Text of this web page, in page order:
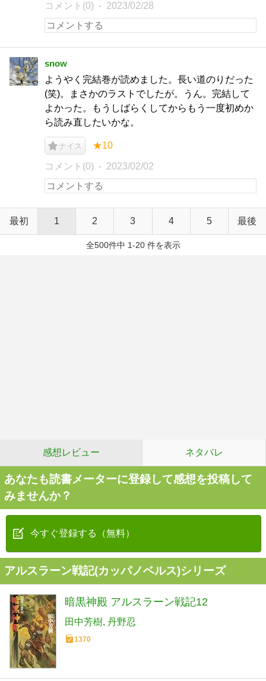
コメント(0) 2023/02/28
snow
ようやく完結巻が読めました。長い道のりだった
(笑)。まさかのラストでしたが。うん。完結して
よかった。もうしばらくしてからもう一度初めか
ら読み直したいかな。
ナイス ★10
コメント(0) 2023/02/02
最初 1 2 3 4 5 最後
全500件中 1-20 件を表示
感想レビュー ネタバレ
あなたも読書メーターに登録して感想を投稿して
みませんか？
今すぐ登録する（無料）
アルスラーン戦記(カッパノベルス)シリーズ
暗黒神殿 アルスラーン戦記12
田中芳樹 丹野忍
1370